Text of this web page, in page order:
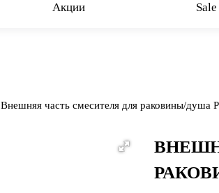
Акции Sale
Внешняя часть смесителя для раковины/душа